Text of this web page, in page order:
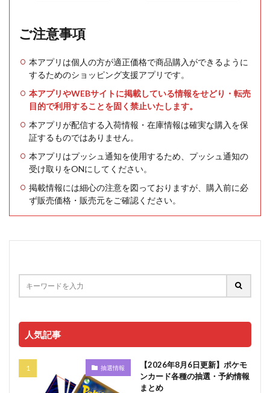
ご注意事項
本アプリは個人の方が適正価格で商品購入ができるように
するためのショッピング支援アプリです。
本アプリやWEBサイトに掲載している情報をせどり・転売
目的で利用することを固く禁止いたします。
本アプリが配信する入荷情報・在庫情報は確実な購入を保
証するものではありません。
本アプリはプッシュ通知を使用するため、プッシュ通知の
受け取りをONにしてください。
掲載情報には細心の注意を図っておりますが、購入前に必
ず販売価格・販売元をご確認ください。
人気記事
抽選情報
【2026年8月6日更新】ポケモ
ンカード各種の抽選・予約情報
まとめ